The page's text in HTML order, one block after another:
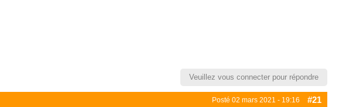
Veuillez vous connecter pour répondre
Posté 02 mars 2021 - 19:16 #21